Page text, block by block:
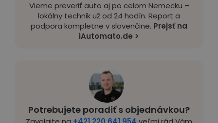
Potrebujete poradiť s objednávkou?
Vieme preveriť auto aj po celom Nemecku –
lokálny technik už od 24 hodín. Report a
podpora kompletne v slovenčine. Prejsť na
iAutomato.de >